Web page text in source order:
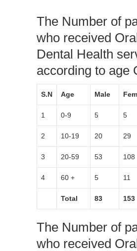
The Number of
who received
Dental Health
according to age
S.N Age Male
1 0-9 5 5
2 10-19 20 29
3 20-59 53 108
4 60 + 5 11
Total 83 153
The Number of
who received